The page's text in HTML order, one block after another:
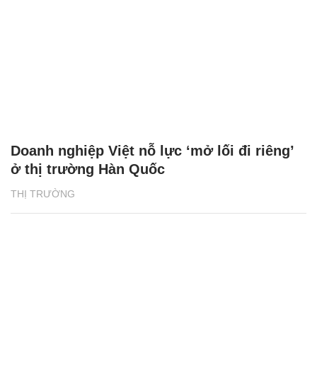
THỊ TRƯỜNG
Doanh nghiệp Việt nỗ lực ‘mở lối đi riêng’
ở thị trường Hàn Quốc